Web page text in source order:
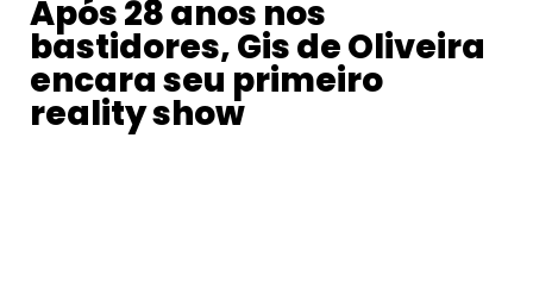
Após 28 anos nos
bastidores, Gis de Oliveira
encara seu primeiro
reality show